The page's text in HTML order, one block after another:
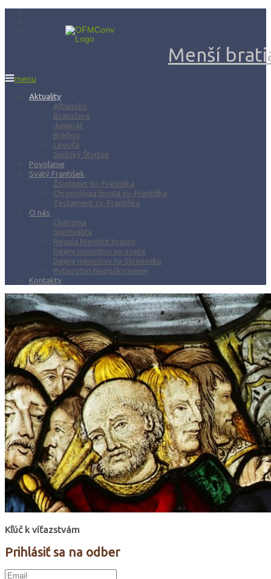
Menší
menu
Aktuality
Albánsko
Bratislava
Juniorát
Brehov
Levoča
Spišský Štvrtok
Povolanie
Svätý František
Životopis sv. Františka
Chronológia života sv. Františka
Testament sv. Františka
O nás
Charizma
Spiritualita
Regula Menších bratov
Dejiny minoritov vo svete
Dejiny minoritov na Slovensku
Rytierstvo Nepoškvrnenej
Kontakty
Kľúč k víťazstvám
Prihlásiť sa na odber